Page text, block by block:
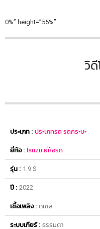
0%” height=”55%”
วิดี
ประเภท : ประเภทรถ รถกระบะ
ยี่ห้อ : Isuzu ยี่ห้อรถ
รุ่น : 1.9 S
ปี : 2022
เชื้อเพลิง : ดีเซล
ระบบเกียร์ : ธรรมดา